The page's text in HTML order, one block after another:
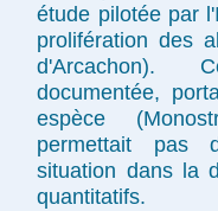
étude pilotée par
prolifération des
d'Arcachon).
documentée,
espèce
permettait pas
situation dans la
quantitatifs.